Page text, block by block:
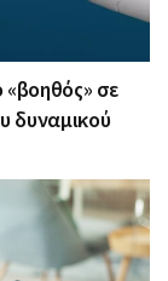
σε
δυναμικού